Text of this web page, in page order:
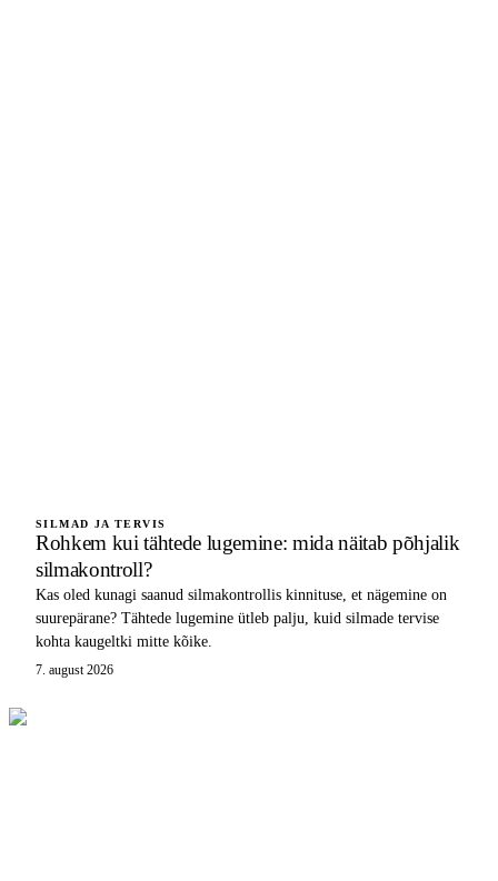
SILMAD JA TERVIS
Rohkem kui tähtede lugemine: mida näitab põhjalik
silmakontroll?
Kas oled kunagi saanud silmakontrollis kinnituse, et nägemine on
suurepärane? Tähtede lugemine ütleb palju, kuid silmade tervise
kohta kaugeltki mitte kõike.
7. august 2026